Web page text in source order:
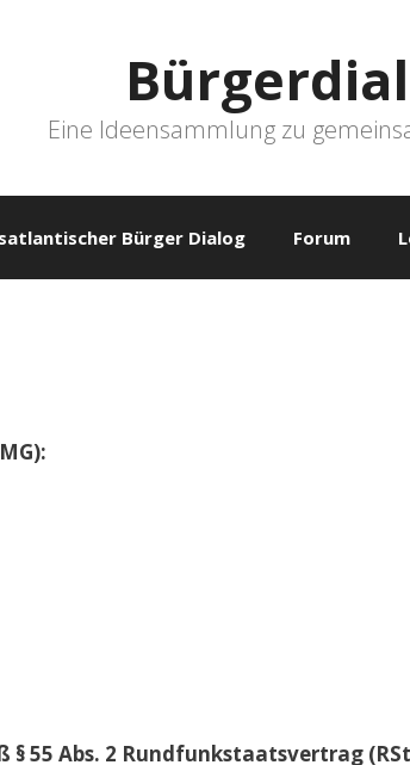
Eine Ideensammlung zu
Bürger Dialog Forum
55 Abs. 2 Rundfunkstaatsvertrag